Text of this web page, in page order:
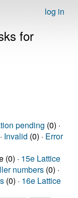
log in
for
pending (0) ·
Invalid (0) · Error
(0) · 15e Lattice
numbers (0) ·
(0) · 16e Lattice